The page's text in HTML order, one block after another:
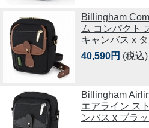
Billingham
ム コンパクト
キャンバス x
40,590円 (税込)
Billingham
エアライン ス
ンバス x ブラ